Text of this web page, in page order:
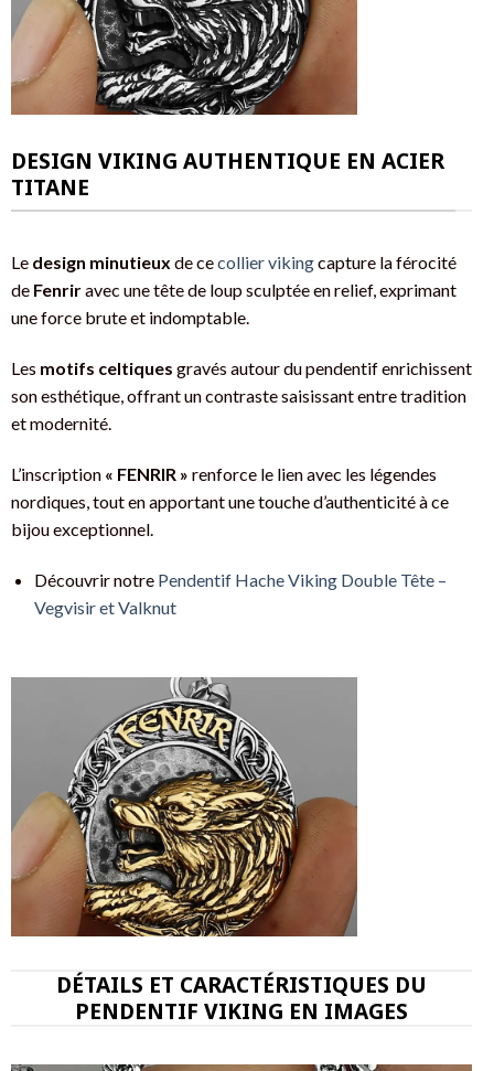
DESIGN VIKING AUTHENTIQUE EN ACIER
TITANE
Le design minutieux de cecollier vikingcapture la férocité
de Fenriravec une tête de loup sculptée en relief, exprimant
une force brute et indomptable.
Les motifs celtiques gravés autour du pendentif enrichissent
son esthétique, offrant un contraste saisissant entre tradition
et modernité.
L’inscription « FENRIR » renforce le lien avec les légendes
nordiques, tout en apportant une touche d’authenticité à ce
bijou exceptionnel.
Découvrir notre Pendentif Hache Viking Double Tête –
Vegvisir et Valknut
DÉTAILS ET CARACTÉRISTIQUES DU
PENDENTIF VIKING EN IMAGES